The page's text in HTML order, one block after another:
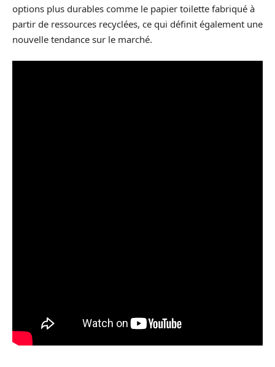
options plus durables comme le papier toilette fabriqué à
partir de ressources recyclées, ce qui définit également une
nouvelle tendance sur le marché.